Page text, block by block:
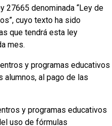
27665 denominada “Ley de
cuyo texto ha sido
que tendrá esta ley
mes.
y programas educativos
alumnos, al pago de las
y programas educativos
uso de fórmulas